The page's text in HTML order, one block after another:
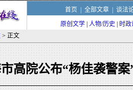
首页 全部文章| 谈法
原创文学 人物/历史 时政
> 正文
高院公布“杨佳袭警